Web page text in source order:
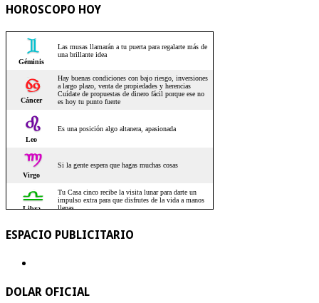
HOROSCOPO HOY
ESPACIO PUBLICITARIO
DOLAR OFICIAL